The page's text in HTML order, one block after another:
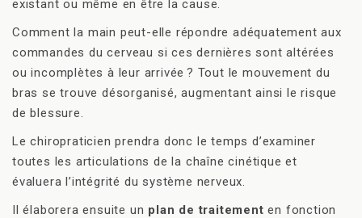
existant ou même en être la cause.
Comment la main peut-elle répondre adéquatement aux
commandes du cerveau si ces dernières sont altérées
ou incomplètes à leur arrivée ? Tout le mouvement du
bras se trouve désorganisé, augmentant ainsi le risque
de blessure.
Le chiropraticien prendra donc le temps d’examiner
toutes les articulations de la chaîne cinétique et
évaluera l’intégrité du système nerveux.
Il élaborera ensuite un plan de traitement en fonction